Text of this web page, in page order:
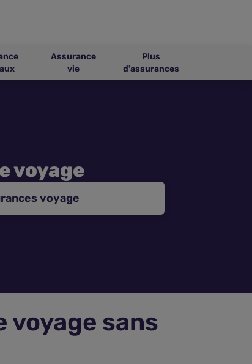
Assurance
vie
Plus
d'assurances
voyage
voyage
voyage sans